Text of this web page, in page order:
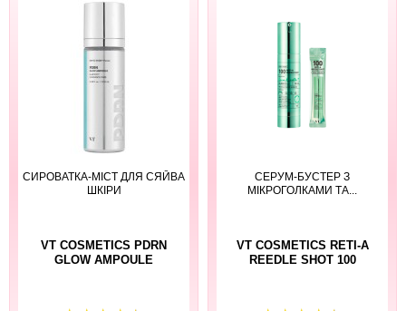
СИРОВАТКА-МІСТ ДЛЯ СЯЙВА
ШКІРИ
VT COSMETICS PDRN
GLOW AMPOULE
СЕРУМ-БУСТЕР З
МІКРОГОЛКАМИ ТА...
VT COSMETICS RETI-A
REEDLE SHOT 100